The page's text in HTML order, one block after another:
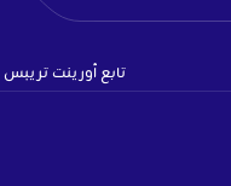
تابع أورينت